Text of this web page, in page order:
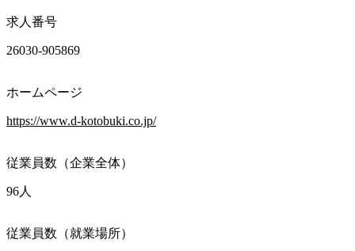
求人番号
26030-905869
ホームページ
https://www.d-kotobuki.co.jp/
従業員数（企業全体）
96人
従業員数（就業場所）